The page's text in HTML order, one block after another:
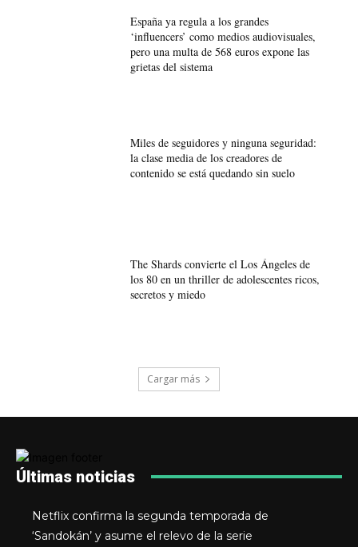
España ya regula a los grandes
‘influencers’ como medios audiovisuales,
pero una multa de 568 euros expone las
grietas del sistema
Miles de seguidores y ninguna seguridad:
la clase media de los creadores de
contenido se está quedando sin suelo
The Shards convierte el Los Ángeles de
los 80 en un thriller de adolescentes ricos,
secretos y miedo
Cargar más
Últimas noticias
Netflix confirma la segunda temporada de
‘Sandokán’ y asume el relevo de la serie